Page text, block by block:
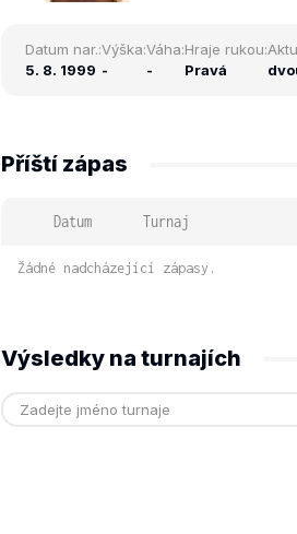
Datum nar.:
5. 8. 1999
Výška:
-
Váha:
-
Hraje rukou:
Pravá
Příští zápas
Datum Turnaj
Žádné nadcházející zápasy.
Výsledky na turnajích